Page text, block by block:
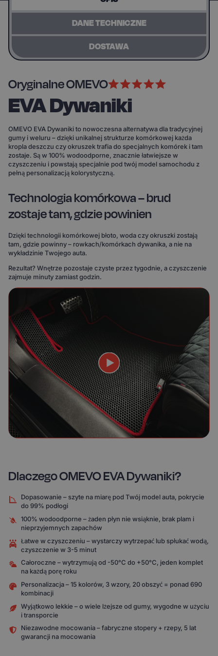
DANE TECHNICZNE
DOSTAWA
Oryginalne OMEVO
EVA Dywaniki
OMEVO EVA Dywaniki to nowoczesna alternatywa dla tradycyjnej
gumy i weluru – dzięki unikalnej strukturze komórkowej każda
kropla deszczu czy okruszek trafia do specjalnych komórek i tam
zostaje. Są w 100% wodoodporne, znacznie łatwiejsze w
czyszczeniu i powstają specjalnie pod twój model samochodu z
pełną personalizacją kolorystyczną.
Technologia komórkowa – brud
zostaje tam, gdzie powinien
Dzięki technologii komórkowej błoto, woda czy okruszki zostają
tam, gdzie powinny – rowkach/komórkach dywanika, a nie na
wykładzinie Twojego auta.
Rezultat? Wnętrze pozostaje czyste przez tygodnie, a czyszczenie
zajmuje minuty zamiast godzin.
Dlaczego OMEVO EVA Dywaniki?
Dopasowanie – szyte na miarę pod Twój model auta, pokrycie
do 99% podłogi
100% wodoodporne – żaden płyn nie wsiąknie, brak plam i
nieprzyjemnych zapachów
Łatwe w czyszczeniu – wystarczy wytrzepać lub spłukać wodą,
czyszczenie w 3-5 minut
Całoroczne – wytrzymują od -50°C do +50°C, jeden komplet
na każdą porę roku
Personalizacja – 15 kolorów, 3 wzory, 20 obszyć = ponad 690
kombinacji
Wyjątkowo lekkie – o wiele lżejsze od gumy, wygodne w użyciu
i transporcie
Niezawodne mocowania – fabryczne stopery + rzepy, 5 lat
gwarancji na mocowania